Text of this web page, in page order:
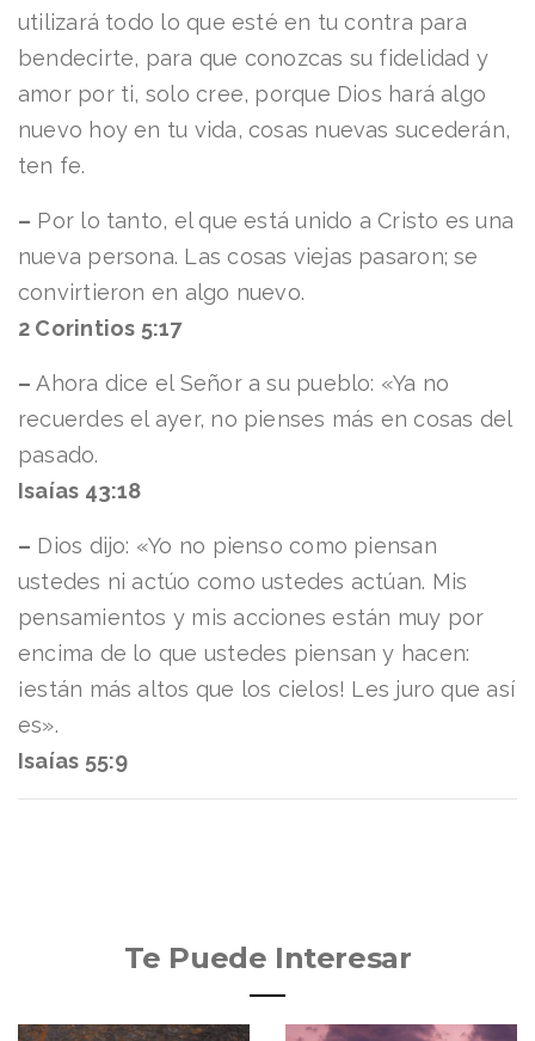
utilizará todo lo que esté en tu contra para
bendecirte, para que conozcas su fidelidad y
amor por ti, solo cree, porque Dios hará algo
nuevo hoy en tu vida, cosas nuevas sucederán,
ten fe.
– Por lo tanto, el que está unido a Cristo es una
nueva persona. Las cosas viejas pasaron; se
convirtieron en algo nuevo.
2 Corintios 5:17
– Ahora dice el Señor a su pueblo: «Ya no
recuerdes el ayer, no pienses más en cosas del
pasado.
Isaías 43:18
– Dios dijo: «Yo no pienso como piensan
ustedes ni actúo como ustedes actúan. Mis
pensamientos y mis acciones están muy por
encima de lo que ustedes piensan y hacen:
¡están más altos que los cielos! Les juro que así
es».
Isaías 55:9
Te Puede Interesar